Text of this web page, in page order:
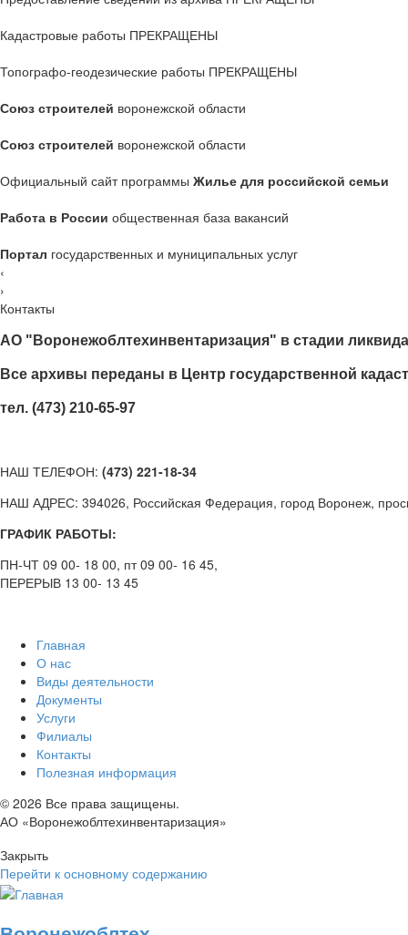
Кадастровые работы ПРЕКРАЩЕНЫ
Топографо-геодезические работы ПРЕКРАЩЕНЫ
Союз строителей воронежской области
Союз строителей воронежской области
Официальный сайт программы Жилье для российской семьи
Работа в России общественная база вакансий
Портал государственных и муниципальных услуг
‹
›
Контакты
АО "Воронежоблтехинвентаризация" в стадии
Все архивы переданы в Центр государственной
тел. (473) 210-65-97
НАШ ТЕЛЕФОН: (473) 221-18-34
НАШ АДРЕС: 394026, Российская Федерация, город Воронеж,
ГРАФИК РАБОТЫ:
ПН-ЧТ 09 00- 18 00, пт 09 00- 16 45,
ПЕРЕРЫВ 13 00- 13 45
Главная
О нас
Виды деятельности
Документы
Услуги
Филиалы
Контакты
Полезная информация
© 2026 Все права защищены.
АО «Воронежоблтехинвентаризация»
Закрыть
Перейти к основному содержанию